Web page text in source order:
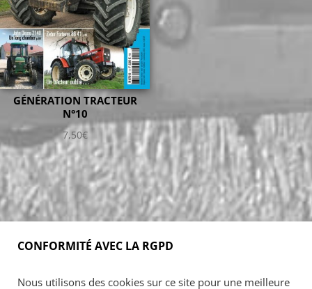
GÉNÉRATION TRACTEUR
N°10
7,50€
Foires & manifestations
Petites annonces
CONFORMITÉ AVEC LA RGPD
Nous utilisons des cookies sur ce site pour une meilleure